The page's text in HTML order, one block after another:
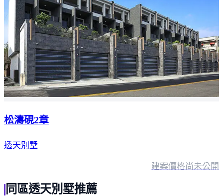
松濤硯2章
透天別墅
建案價格尚未公開
同區透天別墅推薦